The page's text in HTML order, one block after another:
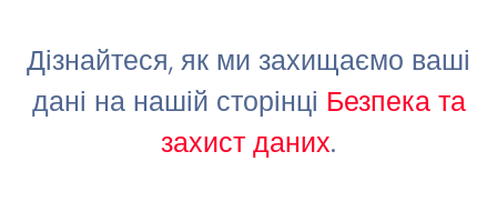
Дізнайтеся, як ми захищаємо ваші
дані на нашій сторінці Безпека та
захист даних.